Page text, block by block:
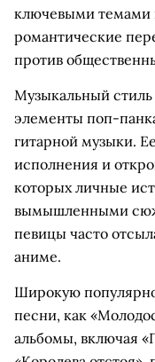
ключевыми темами
романтические
против
Музыкальный
элементы поп-
гитарной музыки.
исполнения и
которых личные
вымышленными
певицы часто
аниме.
Широкую
песни, как
альбомы, включая